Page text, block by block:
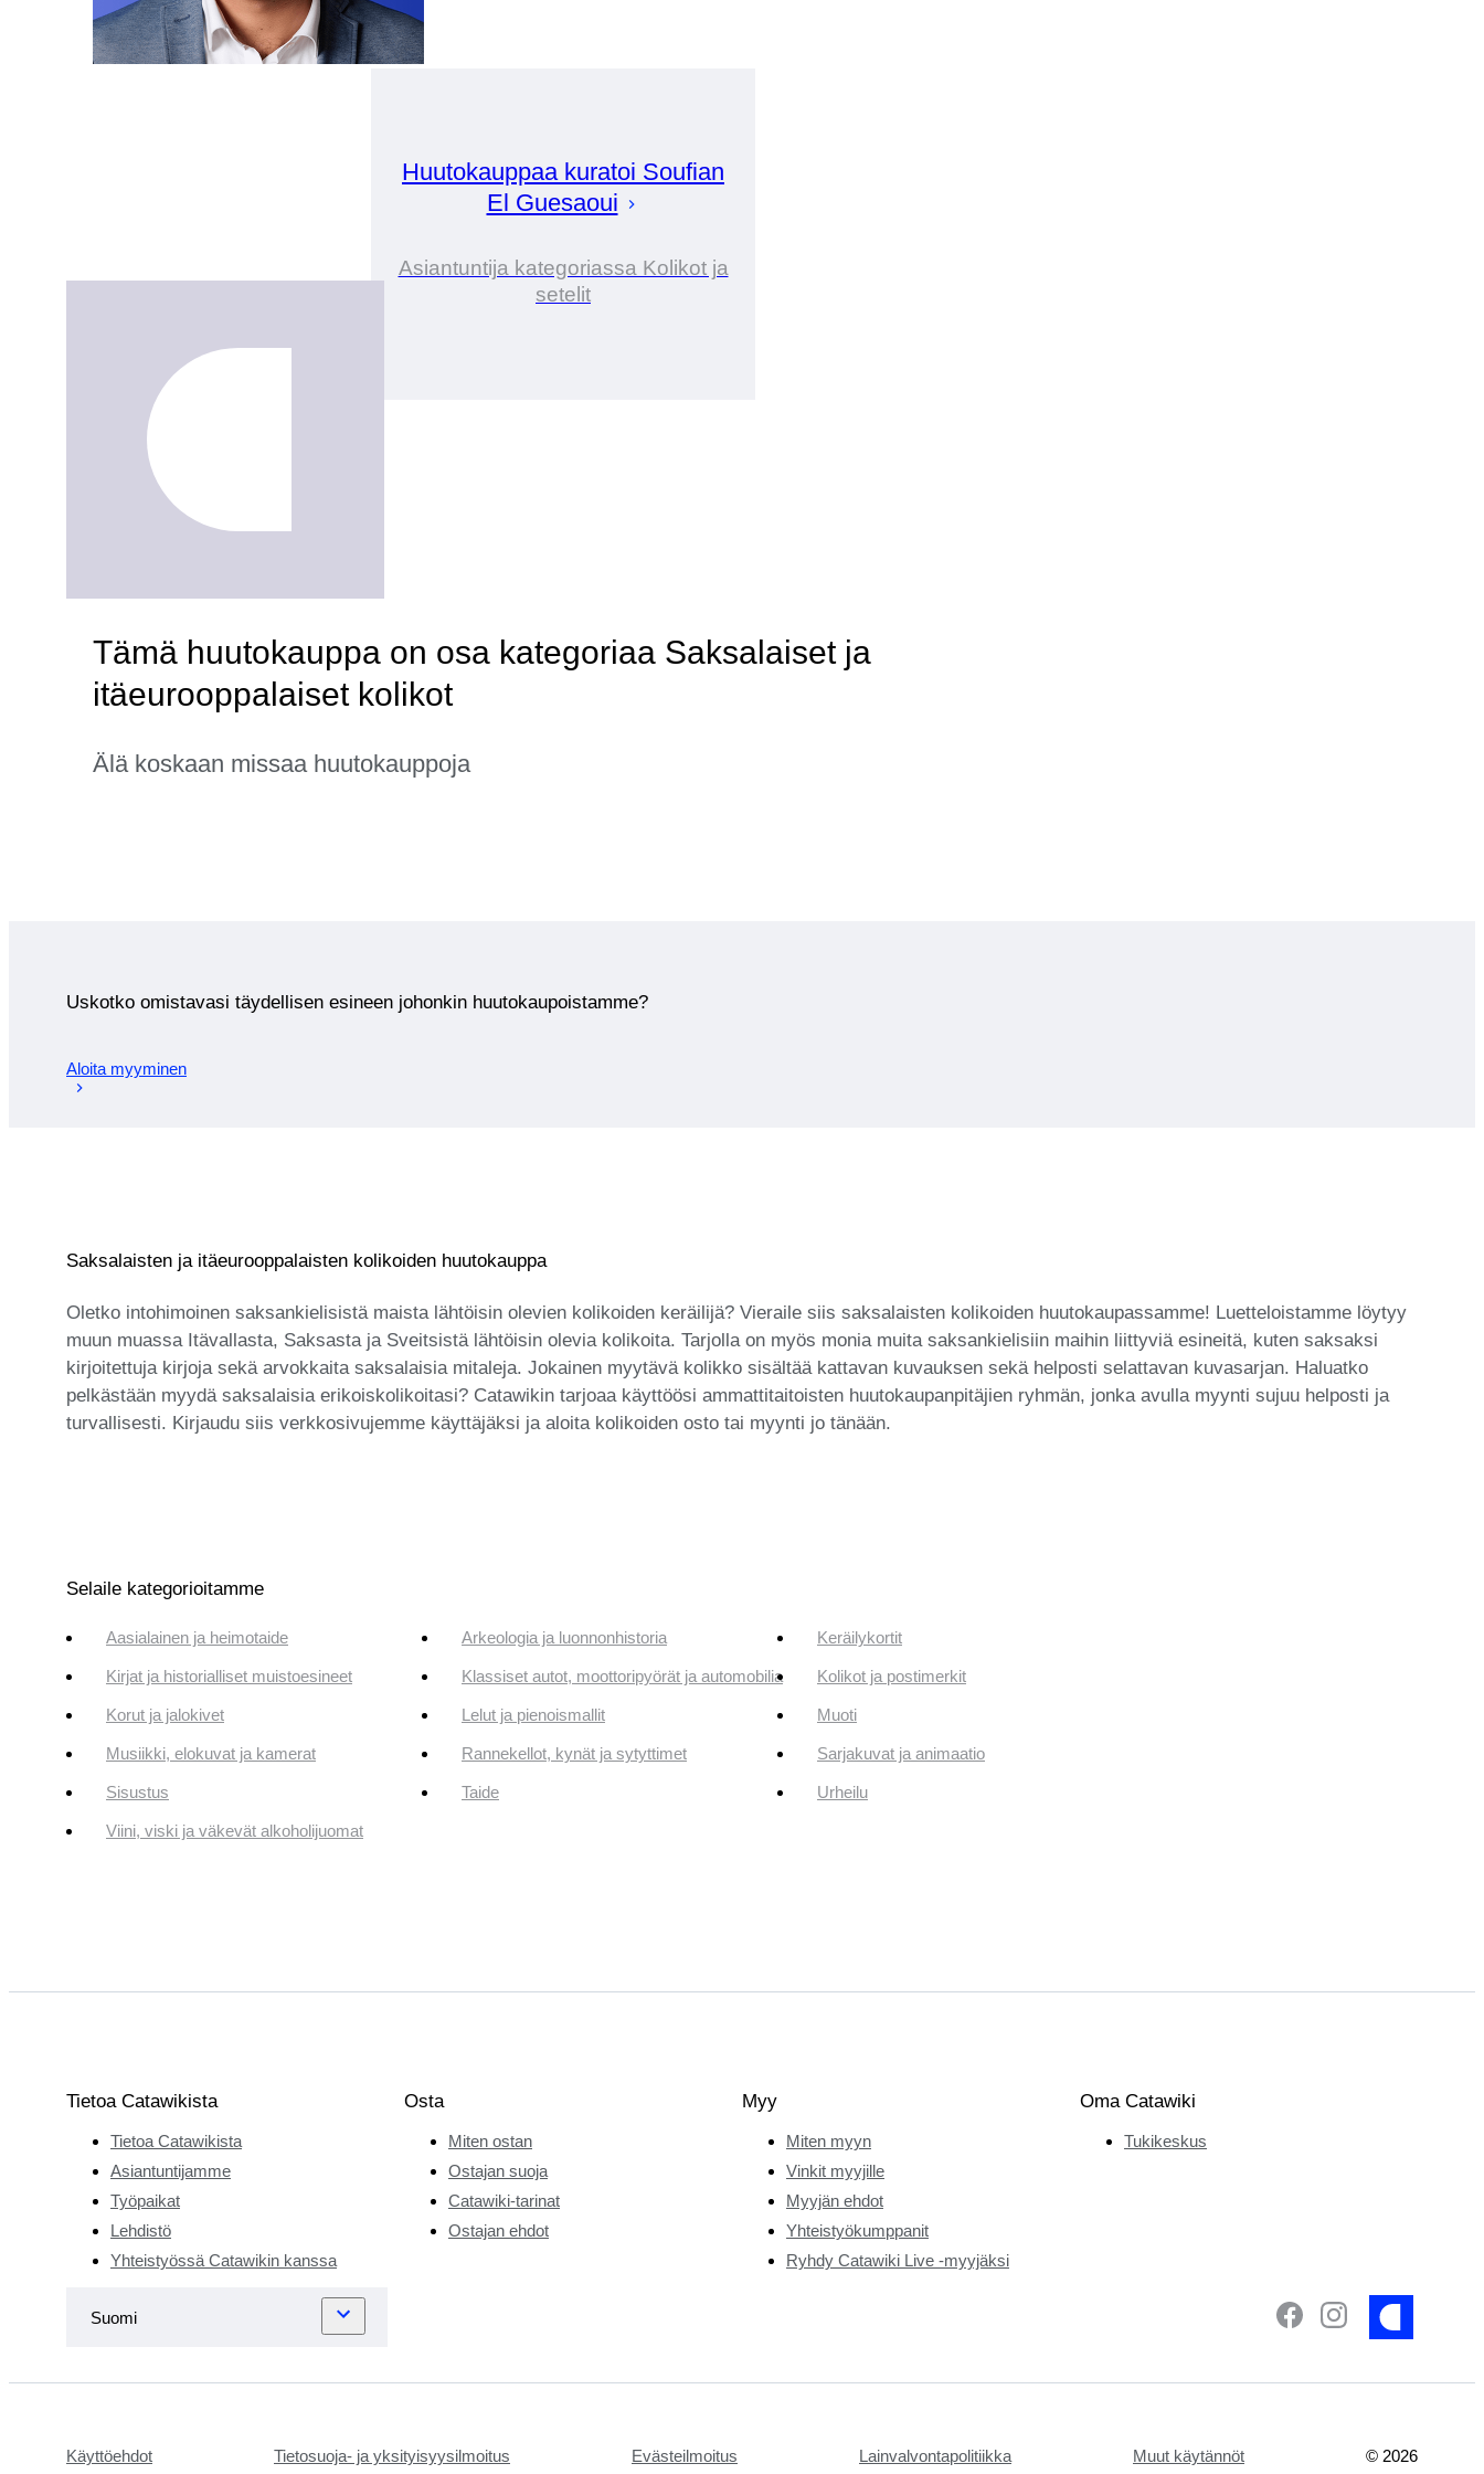
Huutokauppaa kuratoi Soufian
El Guesaoui
Asiantuntija kategoriassa Kolikot ja
setelit
Tämä huutokauppa on osa kategoriaa Saksalaiset ja
itäeurooppalaiset kolikot
Älä koskaan missaa huutokauppoja
Uskotko omistavasi täydellisen esineen johonkin huutokaupoistamme?
Aloita myyminen
Saksalaisten ja itäeurooppalaisten kolikoiden huutokauppa
Oletko intohimoinen saksankielisistä maista lähtöisin olevien kolikoiden keräilijä? Vieraile siis saksalaisten kolikoiden huutokaupassamme! Luetteloistamme löytyy
muun muassa Itävallasta, Saksasta ja Sveitsistä lähtöisin olevia kolikoita. Tarjolla on myös monia muita saksankielisiin maihin liittyviä esineitä, kuten saksaksi
kirjoitettuja kirjoja sekä arvokkaita saksalaisia mitaleja. Jokainen myytävä kolikko sisältää kattavan kuvauksen sekä helposti selattavan kuvasarjan. Haluatko
pelkästään myydä saksalaisia erikoiskolikoitasi? Catawikin tarjoaa käyttöösi ammattitaitoisten huutokaupanpitäjien ryhmän, jonka avulla myynti sujuu helposti ja
turvallisesti. Kirjaudu siis verkkosivujemme käyttäjäksi ja aloita kolikoiden osto tai myynti jo tänään.
Selaile kategorioitamme
Aasialainen ja heimotaide Arkeologia ja luonnonhistoria Keräilykortit
Kirjat ja historialliset muistoesineet Klassiset autot, moottoripyörät ja automobilia Kolikot ja postimerkit
Korut ja jalokivet Lelut ja pienoismallit Muoti
Musiikki, elokuvat ja kamerat Rannekellot, kynät ja sytyttimet Sarjakuvat ja animaatio
Sisustus Taide Urheilu
Viini, viski ja väkevät alkoholijuomat
Tietoa Catawikista
Tietoa Catawikista
Asiantuntijamme
Työpaikat
Lehdistö
Yhteistyössä Catawikin kanssa
Osta
Miten ostan
Ostajan suoja
Catawiki-tarinat
Ostajan ehdot
Myy
Miten myyn
Vinkit myyjille
Myyjän ehdot
Yhteistyökumppanit
Ryhdy Catawiki Live -myyjäksi
Oma Catawiki
Tukikeskus
Käyttöehdot Tietosuoja- ja yksityisyysilmoitus Evästeilmoitus Lainvalvontapolitiikka Muut käytännöt © 2026